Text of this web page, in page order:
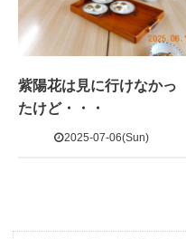
紫陽花は見に行けなかっ
たけど・・・
2025-07-06(Sun)